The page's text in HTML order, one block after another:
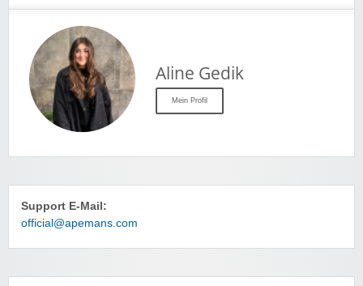
Aline Gedik
Mein Profil
Support E-Mail:
official@apemans.com